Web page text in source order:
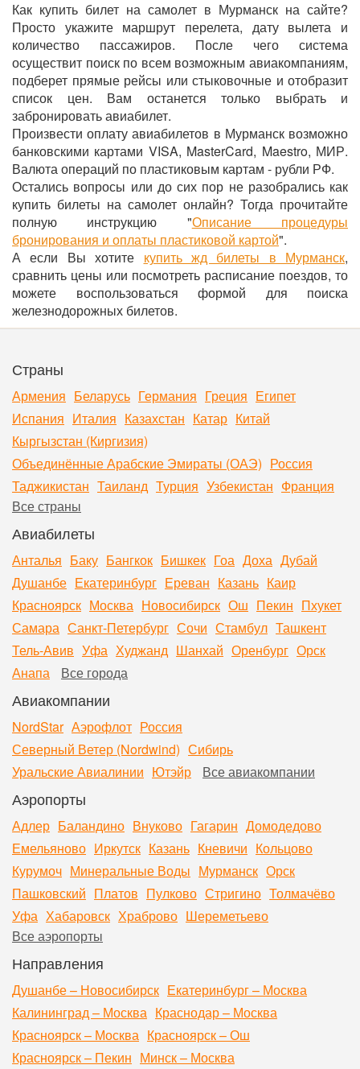
Как купить билет на самолет в Мурманск на сайте?
Просто укажите маршрут перелета, дату вылета и
количество пассажиров. После чего система
осуществит поиск по всем возможным авиакомпаниям,
подберет прямые рейсы или стыковочные и отобразит
список цен. Вам останется только выбрать и
забронировать авиабилет.
Произвести оплату авиабилетов в Мурманск возможно
банковскими картами VISA, MasterCard, Maestro, МИР.
Валюта операций по пластиковым картам - рубли РФ.
Остались вопросы или до сих пор не разобрались как
купить билеты на самолет онлайн? Тогда прочитайте
полную инструкцию "Описание процедуры
бронирования и оплаты пластиковой картой".
А если Вы хотите купить жд билеты в Мурманск,
сравнить цены или посмотреть расписание поездов, то
можете воспользоваться формой для поиска
железнодорожных билетов.
Страны
Армения Беларусь Германия Греция Египет
Испания Италия Казахстан Катар Китай
Кыргызстан (Киргизия)
Объединённые Арабские Эмираты (ОАЭ) Россия
Таджикистан Таиланд Турция Узбекистан Франция
Все страны
Авиабилеты
Анталья Баку Бангкок Бишкек Гоа Доха Дубай
Душанбе Екатеринбург Ереван Казань Каир
Красноярск Москва Новосибирск Ош Пекин Пхукет
Самара Санкт-Петербург Сочи Стамбул Ташкент
Тель-Авив Уфа Худжанд Шанхай Оренбург Орск
Анапа
Все города
Авиакомпании
NordStar Аэрофлот Россия
Северный Ветер (Nordwind) Сибирь
Уральские Авиалинии Ютэйр Все авиакомпании
Аэропорты
Адлер Баландино Внуково Гагарин Домодедово
Емельяново Иркутск Казань Кневичи Кольцово
Курумоч Минеральные Воды Мурманск Орск
Пашковский Платов Пулково Стригино Толмачёво
Уфа Хабаровск Храброво Шереметьево
Все аэропорты
Направления
Душанбе – Новосибирск Екатеринбург – Москва
Калининград – Москва Краснодар – Москва
Красноярск – Москва Красноярск – Ош
Красноярск – Пекин Минск – Москва